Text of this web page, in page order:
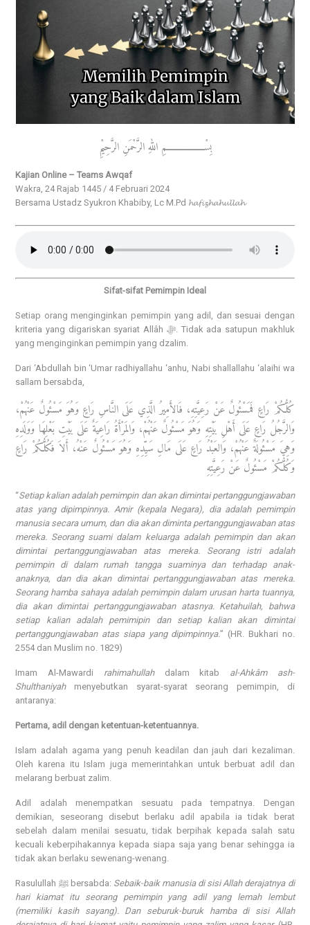
بِسْــــــــــــــــــمِ اللهِ الرَّحْمَنِ الرَّحِيْمِ
Kajian Online – Teams Awqaf
Wakra, 24 Rajab 1445 / 4 Februari 2024
Bersama Ustadz Syukron Khabiby, Lc M.Pd 𝓱𝓪𝓯𝓲𝔃𝓱𝓪𝓱𝓾𝓵𝓵𝓪𝓱
Sifat-sifat Pemimpin Ideal
Setiap orang menginginkan pemimpin yang adil, dan sesuai dengan
kriteria yang digariskan syariat Allâh ﷻ. Tidak ada satupun makhluk
yang menginginkan pemimpin yang dzalim.
Dari ‘Abdullah bin ‘Umar radhiyallahu ‘anhu, Nabi shallallahu ‘alaihi wa
sallam bersabda,
كُلُّكُمْ رَاعٍ فَمَسْئُولٌ عَنْ رَعِيَّتِهِ، فَالأَمِيرُ الَّذِي عَلَى النَّاسِ رَاعٍ وَهُوَ مَسْئُولٌ عَنْهُمْ،
وَالرَّجُلُ رَاعٍ عَلَى أَهْلِ بَيْتِهِ وَهُوَ مَسْئُولٌ عَنْهُمْ، وَالمَرْأَةُ رَاعِيَةٌ عَلَى بَيْتِ بَعْلِهَا وَوَلَدِهِ
وَهِيَ مَسْئُولَةٌ عَنْهُمْ، وَالعَبْدُ رَاعٍ عَلَى مَالِ سَيِّدِهِ وَهُوَ مَسْئُولٌ عَنْهُ، أَلاَ فَكُلُّكُمْ رَاعٍ
وَكُلُّكُمْ مَسْئُولٌ عَنْ رَعِيَّتِهِ
“Setiap kalian adalah pemimpin dan akan dimintai pertanggungjawaban
atas yang dipimpinnya. Amir (kepala Negara), dia adalah pemimpin
manusia secara umum, dan dia akan diminta pertanggungjawaban atas
mereka. Seorang suami dalam keluarga adalah pemimpin dan akan
dimintai pertanggungjawaban atas mereka. Seorang istri adalah
pemimpin di dalam rumah tangga suaminya dan terhadap anak-
anaknya, dan dia akan dimintai pertanggungjawaban atas mereka.
Seorang hamba sahaya adalah pemimpin dalam urusan harta tuannya,
dia akan dimintai pertanggungjawaban atasnya. Ketahuilah, bahwa
setiap kalian adalah pemimipin dan setiap kalian akan dimintai
pertanggungjawaban atas siapa yang dipimpinnya.” (HR. Bukhari no.
2554 dan Muslim no. 1829)
Imam Al-Mawardi rahimahullahdalam kitab al-Ahkâm ash-
Shulthaniyahmenyebutkan syarat-syarat seorang pemimpin, di
antaranya:
Pertama, adil dengan ketentuan-ketentuannya.
Islam adalah agama yang penuh keadilan dan jauh dari kezaliman.
Oleh karena itu Islam juga memerintahkan untuk berbuat adil dan
melarang berbuat zalim.
Adil adalah menempatkan sesuatu pada tempatnya. Dengan
demikian, seseorang disebut berlaku adil apabila ia tidak berat
sebelah dalam menilai sesuatu, tidak berpihak kepada salah satu
kecuali keberpihakannya kepada siapa saja yang benar sehingga ia
tidak akan berlaku sewenang-wenang.
Rasulullah ﷺ bersabda: Sebaik-baik manusia di sisi Allah derajatnya di
hari kiamat itu seorang pemimpin yang adil yang lemah lembut
(memiliki kasih sayang). Dan seburuk-buruk hamba di sisi Allah